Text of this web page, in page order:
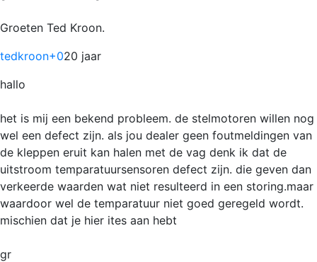
Groeten Ted Kroon.
tedkroon+020 jaar
hallo
het is mij een bekend probleem. de stelmotoren willen nog
wel een defect zijn. als jou dealer geen foutmeldingen van
de kleppen eruit kan halen met de vag denk ik dat de
uitstroom temparatuursensoren defect zijn. die geven dan
verkeerde waarden wat niet resulteerd in een storing.maar
waardoor wel de temparatuur niet goed geregeld wordt.
mischien dat je hier ites aan hebt
gr